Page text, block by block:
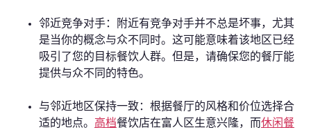
邻近竞争对手：附近有竞争对手并不总是坏事，尤其
是当你的概念与众不同时。这可能意味着该地区已经
吸引了您的目标餐饮人群。但是，请确保您的餐厅能
提供与众不同的特色。
与邻近地区保持一致：根据餐厅的风格和价位选择合
适的地点。 高档餐饮店在富人区生意兴隆，而休闲餐